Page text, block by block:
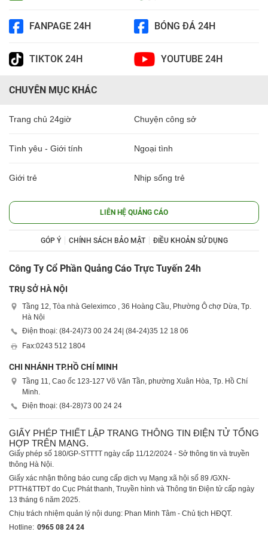
FANPAGE 24H BÓNG ĐÁ 24H
TIKTOK 24H YOUTUBE 24H
CHUYÊN MỤC KHÁC
Trang chủ 24giờ Chuyện công sở
Tình yêu - Giới tính Ngoại tình
Giới trẻ Nhịp sống trẻ
LIÊN HỆ QUẢNG CÁO
GÓP Ý CHÍNH SÁCH BẢO MẬT ĐIỀU KHOẢN SỬ DỤNG
Công Ty Cổ Phần Quảng Cáo Trực Tuyến 24h
TRỤ SỞ HÀ NỘI
Tầng 12, Tòa nhà Geleximco , 36 Hoàng Cầu, Phường Ô chợ Dừa, Tp.
Hà Nội
Điện thoại: (84-24)73 00 24 24| (84-24)35 12 18 06
Fax:0243 512 1804
CHI NHÁNH TP.HỒ CHÍ MINH
Tầng 11, Cao ốc 123-127 Võ Văn Tần, phường Xuân Hòa, Tp. Hồ Chí
Minh.
Điện thoại: (84-28)73 00 24 24
GIẤY PHÉP THIẾT LẬP TRANG THÔNG TIN ĐIỆN TỬ TỔNG
HỢP TRÊN MẠNG.
Giấy phép số 180/GP-STTTT ngày cấp 11/12/2024 - Sở thông tin và truyền
thông Hà Nội.
Giấy xác nhận thông báo cung cấp dịch vụ Mạng xã hội số 89 /GXN-
PTTH&TTĐT do Cục Phát thanh, Truyền hình và Thông tin Điện tử cấp ngày
13 tháng 6 năm 2025.
Chịu trách nhiệm quản lý nội dung: Phan Minh Tâm - Chủ tịch HĐQT.
Hotline: 0965 08 24 24